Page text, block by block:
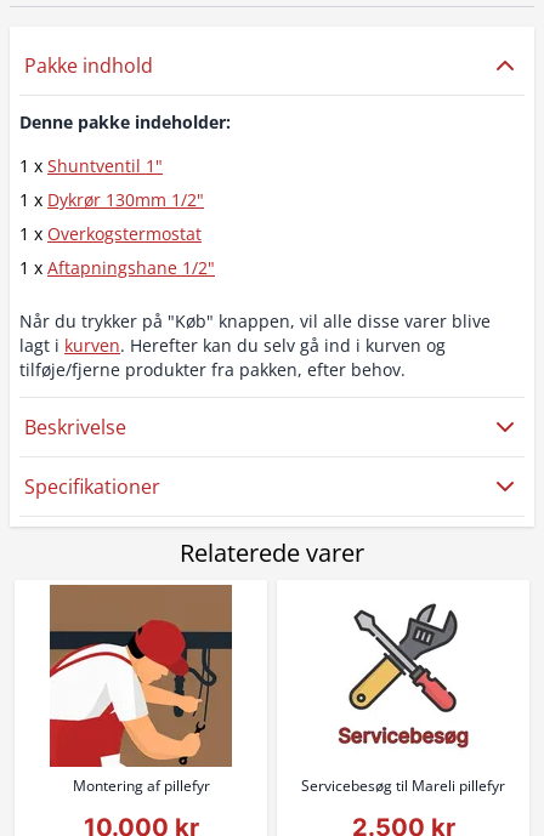
Pakke indhold
Denne pakke indeholder:
1 x Shuntventil 1"
1 x Dykrør 130mm 1/2"
1 x Overkogstermostat
1 x Aftapningshane 1/2"
Når du trykker på "Køb" knappen, vil alle disse varer blive
lagt i kurven. Herefter kan du selv gå ind i kurven og
tilføje/fjerne produkter fra pakken, efter behov.
Beskrivelse
Specifikationer
Relaterede varer
Montering af pillefyr
10.000 kr
Servicebesøg til Mareli pillefyr
2.500 kr